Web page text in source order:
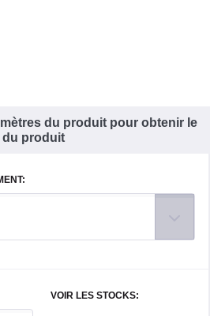
du produit pour obtenir le
du produit
VOIR LES STOCKS: